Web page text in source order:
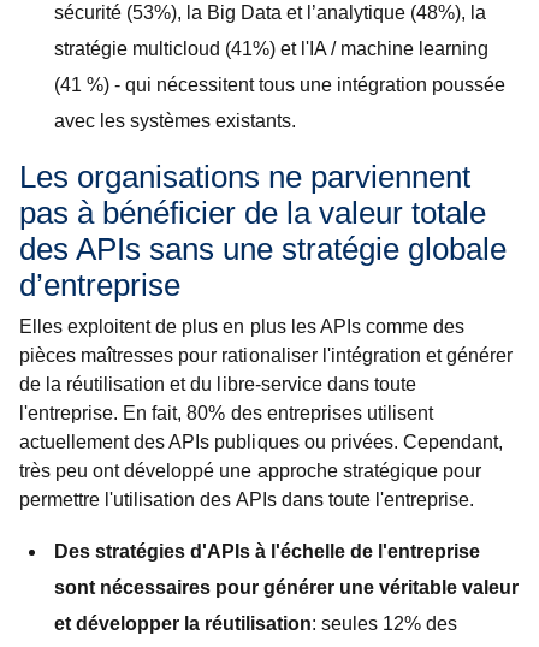
sécurité (53%), la Big Data et l’analytique (48%), la
stratégie multicloud (41%) et l'IA / machine learning
(41 %) - qui nécessitent tous une intégration poussée
avec les systèmes existants.
Les organisations ne parviennent
pas à bénéficier de la valeur totale
des APIs sans une stratégie globale
d’entreprise
Elles exploitent de plus en plus les APIs comme des
pièces maîtresses pour rationaliser l'intégration et générer
de la réutilisation et du libre-service dans toute
l'entreprise. En fait, 80% des entreprises utilisent
actuellement des APIs publiques ou privées. Cependant,
très peu ont développé une approche stratégique pour
permettre l'utilisation des APIs dans toute l'entreprise.
Des stratégies d'APIs à l'échelle de l'entreprise
sont nécessaires pour générer une véritable valeur
et développer la réutilisation: seules 12% des